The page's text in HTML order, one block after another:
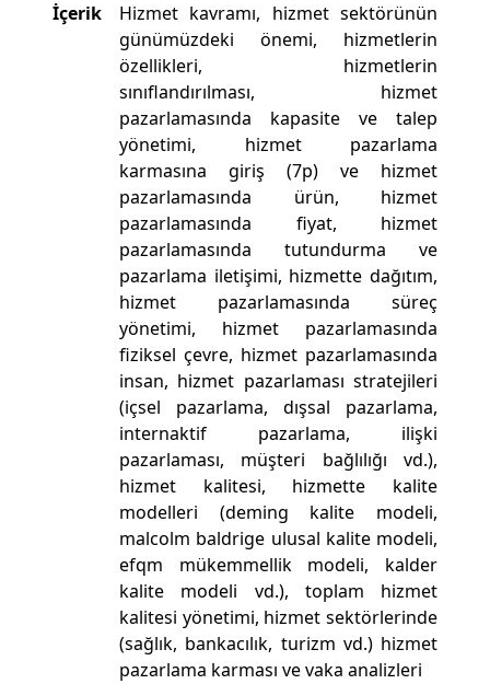
İçerik
Hizmet kavramı, hizmet sektörünün
günümüzdeki önemi, hizmetlerin
özellikleri, hizmetlerin
sınıflandırılması, hizmet
pazarlamasında kapasite ve talep
yönetimi, hizmet pazarlama
karmasına giriş (7p) ve hizmet
pazarlamasında ürün, hizmet
pazarlamasında fiyat, hizmet
pazarlamasında tutundurma ve
pazarlama iletişimi, hizmette dağıtım,
hizmet pazarlamasında süreç
yönetimi, hizmet pazarlamasında
fiziksel çevre, hizmet pazarlamasında
insan, hizmet pazarlaması stratejileri
(içsel pazarlama, dışsal pazarlama,
internaktif pazarlama, ilişki
pazarlaması, müşteri bağlılığı vd.),
hizmet kalitesi, hizmette kalite
modelleri (deming kalite modeli,
malcolm baldrige ulusal kalite modeli,
efqm mükemmellik modeli, kalder
kalite modeli vd.), toplam hizmet
kalitesi yönetimi, hizmet sektörlerinde
(sağlık, bankacılık, turizm vd.) hizmet
pazarlama karması ve vaka analizleri